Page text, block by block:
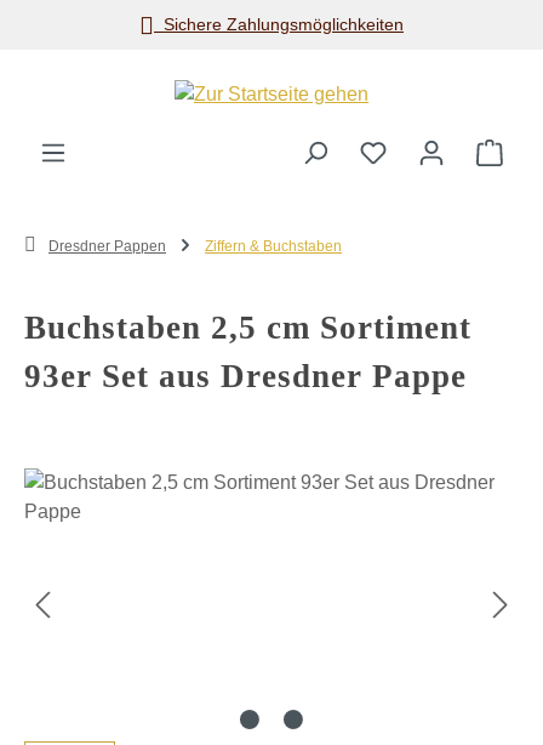
Zum Hauptinhalt springenSichere Zahlungsmöglichkeiten
Dresdner Pappen Ziffern & Buchstaben
Buchstaben 2,5 cm Sortiment
93er Set aus Dresdner Pappe
Bildergalerie überspringen